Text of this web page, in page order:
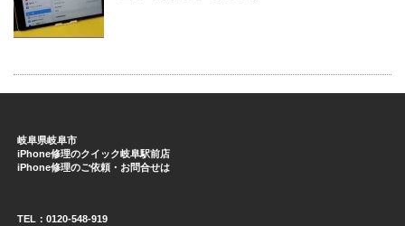
岐阜県岐阜市
iPhone修理のクイック岐阜駅前店
iPhone修理のご依頼・お問合せは
TEL：0120-548-919